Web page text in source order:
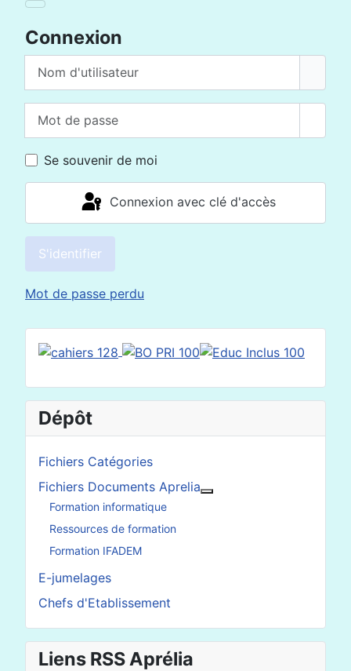
Connexion
Se souvenir de moi
Connexion avec clé d'accès
S'identifier
Mot de passe perdu
Dépôt
Fichiers Catégories
Fichiers Documents Aprelia
Formation informatique
Ressources de formation
Formation IFADEM
E-jumelages
Chefs d'Etablissement
Liens RSS Aprélia